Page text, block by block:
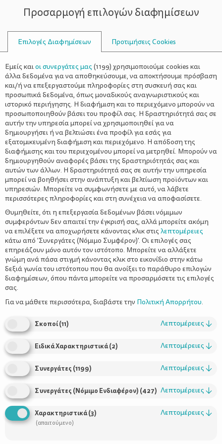
ΣΥΜΒΟΥΛΟΙ
ΟΙΚΟΓΈΝΕΙΑ>ΟΙΚΟΓΕΝΕΙΑΚΈΣ ΔΡΑΣΤΗΡΙΌΤΗΤΕΣ
DIY για τις μικρές μας φίλες:
στέκα Μονόκερος!
Της Κάλης Κιγιτζή
Δεν ξέρω για σας αλλά εμείς τους τελευταίους μήνες ζούμε σε
ρυθμούς… Unicorn. Ναι, και μάλιστα έτσι στα αγγλικά γιατί είναι
πιο cool! Έχουμε δει τόσα βιντεάκια με τη μικρή μου στο
YouΤube, έχουμε αποθηκεύσει τόσες φωτογραφίες στο
Προσαρμογή επιλογών διαφημίσεων
Επιλογές Διαφημίσεων Προτιμήσεις Cookies
Εμείς καιοι συνεργάτες μας (1199) χρησιμοποιούμε cookies και
άλλα δεδομένα για να αποθηκεύσουμε, να αποκτήσουμε πρόσβαση
και/ή να επεξεργαστούμε πληροφορίες στη συσκευή σας και
προσωπικά δεδομένα, όπως μοναδικούς αναγνωριστικούς και
ιστορικό περιήγησης. Η διαφήμιση και το περιεχόμενο μπορούν να
προσωποποιηθούν βάσει του προφίλ σας. Η δραστηριότητά σας σε
αυτήν την υπηρεσία μπορεί να χρησιμοποιηθεί για να
δημιουργήσει ή να βελτιώσει ένα προφίλ για εσάς για
εξατομικευμένη διαφήμιση και περιεχόμενο. Η απόδοση της
διαφήμισης και του περιεχομένου μπορεί να μετρηθεί. Μπορούν να
δημιουργηθούν αναφορές βάσει της δραστηριότητάς σας και
αυτών των άλλων. Η δραστηριότητά σας σε αυτήν την υπηρεσία
μπορεί να βοηθήσει στην ανάπτυξη και βελτίωση προϊόντων και
υπηρεσιών. Μπορείτε να συμφωνήσετε με αυτό, να λάβετε
περισσότερες πληροφορίες και στη συνέχεια να αποφασίσετε.
Θυμηθείτε, ότι η επεξεργασία δεδομένων βάσει νόμιμων
συμφερόντων δεν απαιτεί την έγκρισή σας, αλλά μπορείτε ακόμη
να επιλέξετε να αποχωρήσετε κάνοντας κλικ στις λεπτομέρειες
κάτω από 'Συνεργάτες (Νόμιμο Συμφέρον)'. Οι επιλογές σας
επηρεάζουν μόνο αυτόν τον ιστότοπο. Μπορείτε να αλλάξετε
γνώμη ανά πάσα στιγμή κάνοντας κλικ στο εικονίδιο στην κάτω
δεξιά γωνία του ιστότοπου που θα ανοίξει το παράθυρο επιλογών
διαφημίσεων, όπου πάντα μπορείτε να προσαρμόσετε τις επιλογές
σας.
Για να μάθετε περισσότερα, διαβάστε την Πολιτική Απορρήτου.
Σκοποί(11) Λεπτομέρειες ↓
Ειδικά Χαρακτηριστικά(2) Λεπτομέρειες ↓
Συνεργάτες (1199) Λεπτομέρειες ↓
Συνεργάτες (Νόμιμο Ενδιαφέρον) (427) Λεπτομέρειες ↓
Χαρακτηριστικά(3)
(απαιτούμενο)
Λεπτομέρειες ↓